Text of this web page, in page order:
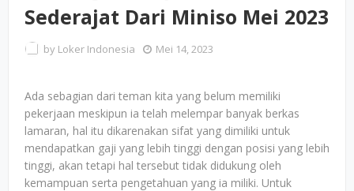
Sederajat Dari Miniso Mei 2023
by Loker Indonesia Mei 14, 2023
Ada sebagian dari teman kita yang belum memiliki
pekerjaan meskipun ia telah melempar banyak berkas
lamaran, hal itu dikarenakan sifat yang dimiliki untuk
mendapatkan gaji yang lebih tinggi dengan posisi yang lebih
tinggi, akan tetapi hal tersebut tidak didukung oleh
kemampuan serta pengetahuan yang ia miliki. Untuk